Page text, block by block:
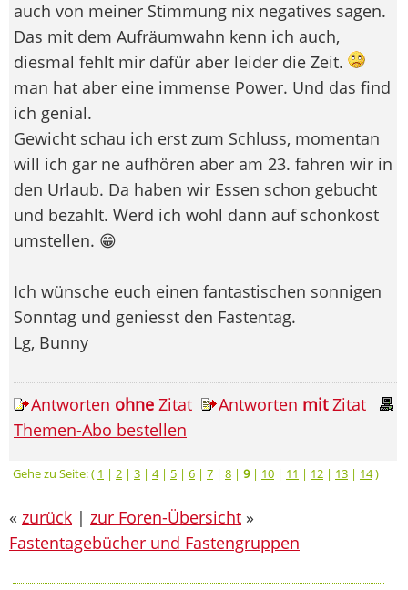
auch von meiner Stimmung nix negatives sagen.
Das mit dem Aufräumwahn kenn ich auch,
diesmal fehlt mir dafür aber leider die Zeit.
man hat aber eine immense Power. Und das find
ich genial.
Gewicht schau ich erst zum Schluss, momentan
will ich gar ne aufhören aber am 23. fahren wir in
den Urlaub. Da haben wir Essen schon gebucht
und bezahlt. Werd ich wohl dann auf schonkost
umstellen. 😁
Ich wünsche euch einen fantastischen sonnigen
Sonntag und geniesst den Fastentag.
Lg, Bunny
Antworten ohne Zitat Antworten mitZitat
Themen-Abo bestellen
Gehe zu Seite: ( 1 | 2 | 3 | 4| 5 | 6 | 7 | 8 | 9| 10 | 11 | 12 | 13 | 14)
« zurück | zur Foren-Übersicht »
Fastentagebücher und Fastengruppen